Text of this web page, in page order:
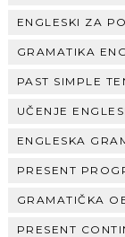
ENGLESKI ZA
GRAMATIKA
PAST SIMPLE
UČENJE
ENGLESKA
PRESENT
GRAMATIČKA
PRESENT